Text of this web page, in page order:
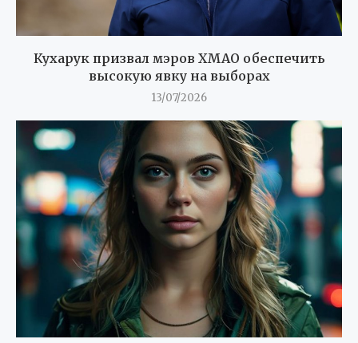
Кухарук призвал мэров ХМАО обеспечить
высокую явку на выборах
13/07/2026